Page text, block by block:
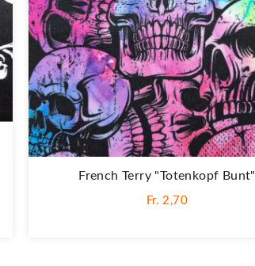
French Terry "Totenkopf Bunt"
Fr. 2,70